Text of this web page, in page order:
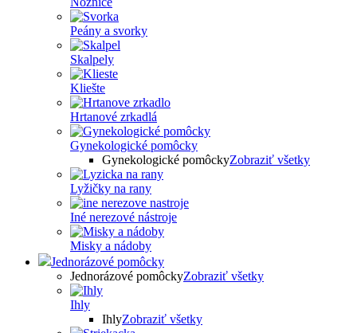
Peány a svorky
Skalpely
Kliešte
Hrtanové zrkadlá
Gynekologické pomôcky
Gynekologické pomôckyZobraziť všetky
Lyžičky na rany
Iné nerezové nástroje
Misky a nádoby
Jednorázové pomôcky
Jednorázové pomôckyZobraziť všetky
Ihly
IhlyZobraziť všetky